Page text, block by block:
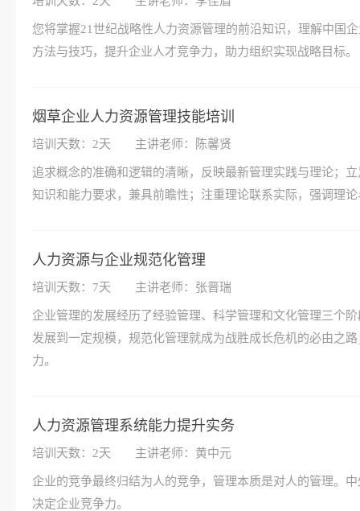
您将掌握21世纪战略性人力资源管理的前沿知识，理解中国
方法与技巧，提升企业人才竞争力，助力组织实现战略目标。
烟草企业人力资源管理技能培训
培训天数：2天 主讲老师：陈馨贤
追求概念的准确和逻辑的清晰，反映最新管理实践与理论；
知识和能力要求，兼具前瞻性；注重理论联系实际，强调理
人力资源与企业规范化管理
培训天数：7天 主讲老师：张晋瑞
企业管理的发展经历了经验管理、科学管理和文化管理三个
发展到一定规模，规范化管理就成为战胜成长危机的必由之
力。
人力资源管理系统能力提升实务
培训天数：2天 主讲老师：黄中元
企业的竞争最终归结为人的竞争，管理本质是对人的管理。
决定企业竞争力。